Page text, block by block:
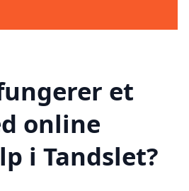
et
online
i Tandslet?